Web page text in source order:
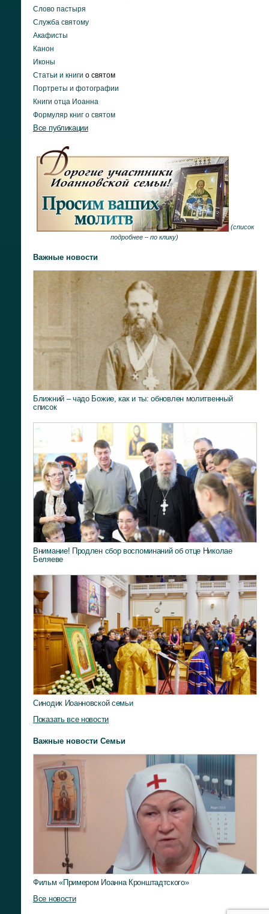
Слово пастыря
Служба святому
Акафисты
Канон
Иконы
Статьи и книги о святом
Портреты и фотографии
Книги отца Иоанна
Формуляр книг о святом
Все публикации
(список
подробнее – по клику)
Важные новости
Ближний – чадо Божие, как и ты: обновлен молитвенный
список
Внимание! Продлен сбор воспоминаний об отце Николае
Беляеве
Синодик Иоанновской семьи
Показать все новости
Важные новости Семьи
Фильм «Примером Иоанна Кронштадтского»
Все новости